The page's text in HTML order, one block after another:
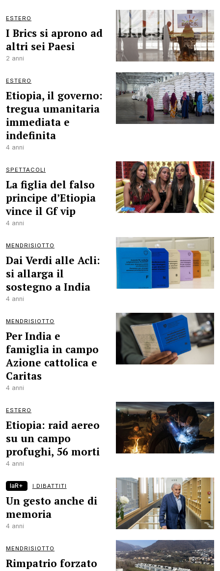
ESTERO
I Brics si aprono ad
altri sei Paesi
2 anni
ESTERO
Etiopia, il governo:
tregua umanitaria
immediata e
indefinita
4 anni
SPETTACOLI
La figlia del falso
principe d’Etiopia
vince il Gf vip
4 anni
MENDRISIOTTO
Dai Verdi alle Acli:
si allarga il
sostegno a India
4 anni
MENDRISIOTTO
Per India e
famiglia in campo
Azione cattolica e
Caritas
4 anni
ESTERO
Etiopia: raid aereo
su un campo
profughi, 56 morti
4 anni
laR+ I DIBATTITI
Un gesto anche di
memoria
4 anni
MENDRISIOTTO
Rimpatrio forzato